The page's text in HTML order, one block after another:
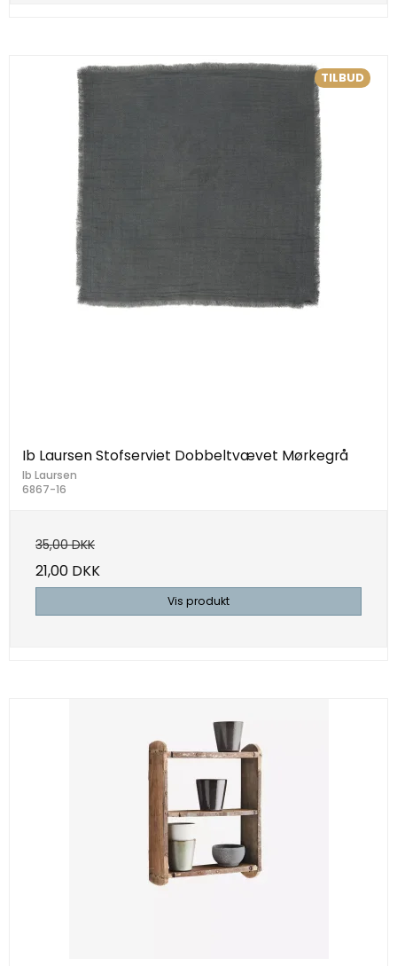
TILBUD
Ib Laursen Stofserviet Dobbeltvævet Mørkegrå
Ib Laursen
6867-16
35,00 DKK
21,00 DKK
Vis produkt